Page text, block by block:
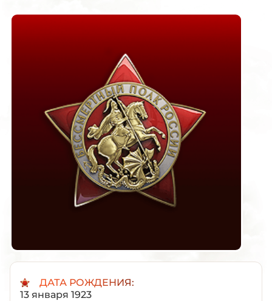
ДАТА РОЖДЕНИЯ:
13 января 1923